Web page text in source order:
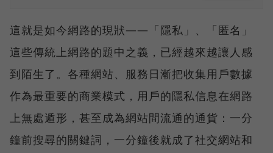
這就是如今網路的現狀——「隱私」、「匿名」
這些傳統上網路的題中之義，已經越來越讓人感
到陌生了。各種網站、服務日漸把收集用戶數據
作為最重要的商業模式，用戶的隱私信息在網路
上無處遁形，甚至成為網站間流通的通貨：一分
鐘前搜尋的關鍵詞，一分鐘後就成了社交網站和